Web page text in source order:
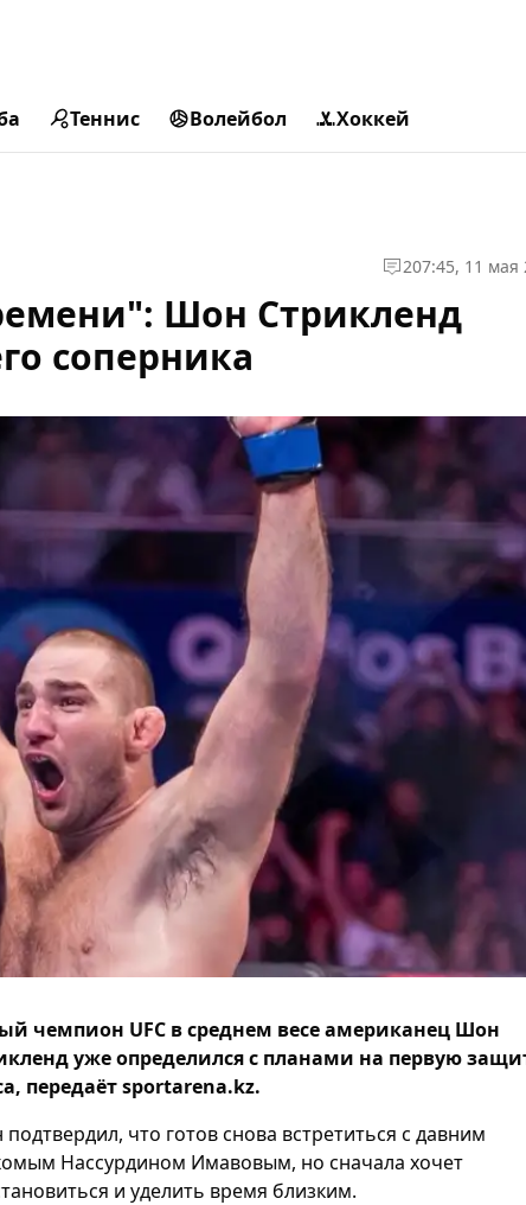
Теннис Волейбол Хоккей
207:45, 11 мая
Шон Стрикленд
соперника
чемпион UFC в среднем весе американец Шон
уже определился с планами на первую
передаёт sportarena.kz.
что готов снова встретиться с давним
Нассурдином Имавовым, но сначала хочет
и уделить время близким.